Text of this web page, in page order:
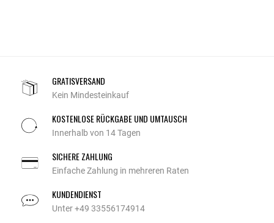
GRATISVERSAND
Kein Mindesteinkauf
KOSTENLOSE RÜCKGABE UND UMTAUSCH
Innerhalb von 14 Tagen
SICHERE ZAHLUNG
Einfache Zahlung in mehreren Raten
KUNDENDIENST
Unter +49 33556174914